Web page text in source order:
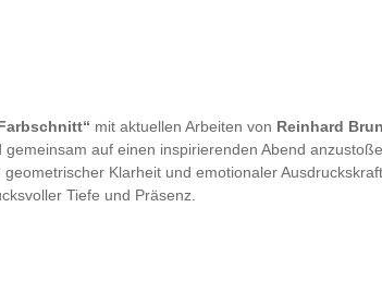
mit aktuellen Arbeiten von Reinhard
auf einen inspirierenden Abend
Klarheit und emotionaler
Tiefe und Präsenz.